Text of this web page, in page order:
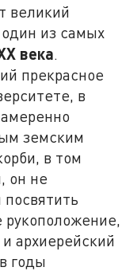
великий
из самых
века.
прекрасное
в
земским
в том
он не
архиерейский
годы